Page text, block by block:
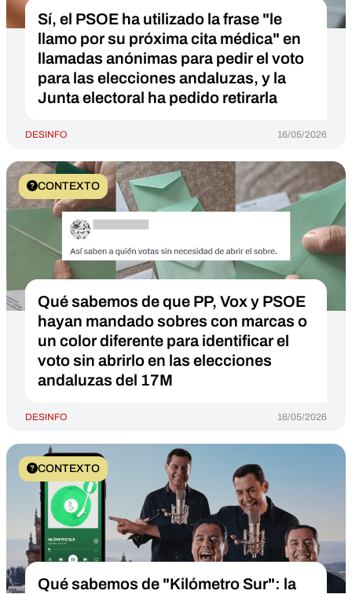
Sí, el PSOE ha utilizado la frase "le
llamo por su próxima cita médica" en
llamadas anónimas para pedir el voto
para las elecciones andaluzas, y la
Junta electoral ha pedido retirarla
DESINFO 16/05/2026
CONTEXTO
Qué sabemos de que PP, Vox y PSOE
hayan mandado sobres con marcas o
un color diferente para identificar el
voto sin abrirlo en las elecciones
andaluzas del 17M
DESINFO 16/05/2026
CONTEXTO
Qué sabemos de "Kilómetro Sur": la